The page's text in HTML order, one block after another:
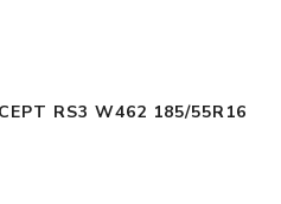
RS3 W462 185/55R16